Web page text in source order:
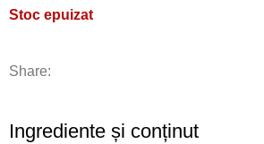
Stoc epuizat
Share:
Ingrediente și conținut